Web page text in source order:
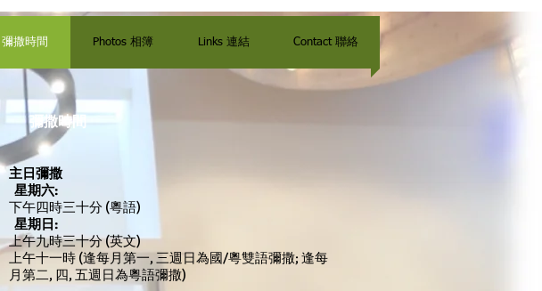
彌撒時間
主日彌撒
星期六:
下午四時三十分 (粵語)
星期日:
上午九時三十分 (英文)
上午十一時 (逢每月第一, 三週日為國/粵雙語彌撒; 逢每
月第二, 四, 五週日為粵語彌撒)
彌撒時間 Photos 相簿 Links 連結 Contact 聯絡